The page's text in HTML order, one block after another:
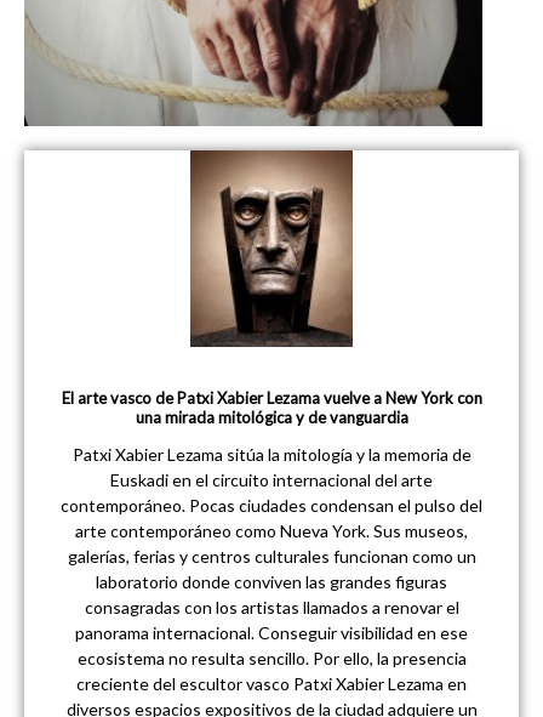
El arte vasco de Patxi Xabier Lezama vuelve a New York con
una mirada mitológica y de vanguardia
Patxi Xabier Lezama sitúa la mitología y la memoria de
Euskadi en el circuito internacional del arte
contemporáneo. Pocas ciudades condensan el pulso del
arte contemporáneo como Nueva York. Sus museos,
galerías, ferias y centros culturales funcionan como un
laboratorio donde conviven las grandes figuras
consagradas con los artistas llamados a renovar el
panorama internacional. Conseguir visibilidad en ese
ecosistema no resulta sencillo. Por ello, la presencia
creciente del escultor vasco Patxi Xabier Lezama en
diversos espacios expositivos de la ciudad adquiere un